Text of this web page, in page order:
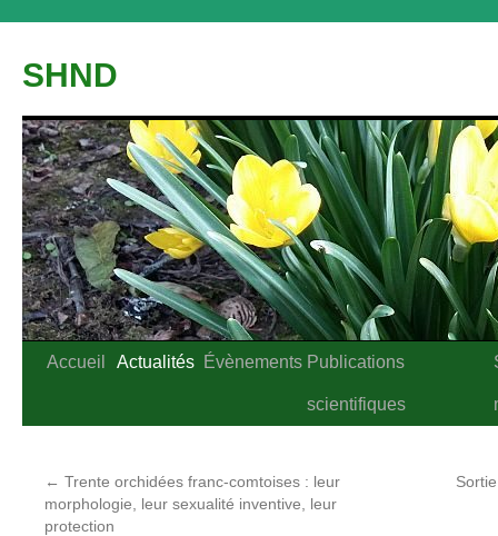
contenu
SHND
Accueil Actualités Évènements Publications
scientifiques
← Trente orchidées franc-comtoises : leur
morphologie, leur sexualité inventive, leur
protection